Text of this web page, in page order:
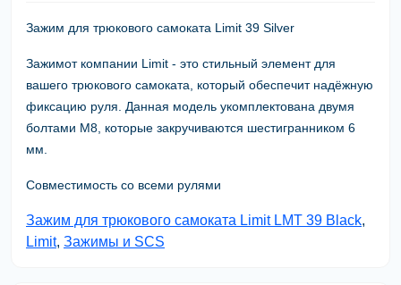
Зажим для трюкового самоката Limit 39 Silver
Зажимот компании Limit - это стильный элемент для
вашего трюкового самоката, который обеспечит надёжную
фиксацию руля. Данная модель укомплектована двумя
болтами М8, которые закручиваются шестигранником 6
мм.
Совместимость со всеми рулями
Зажим для трюкового самоката Limit LMT 39 Black,
Limit, Зажимы и SCS